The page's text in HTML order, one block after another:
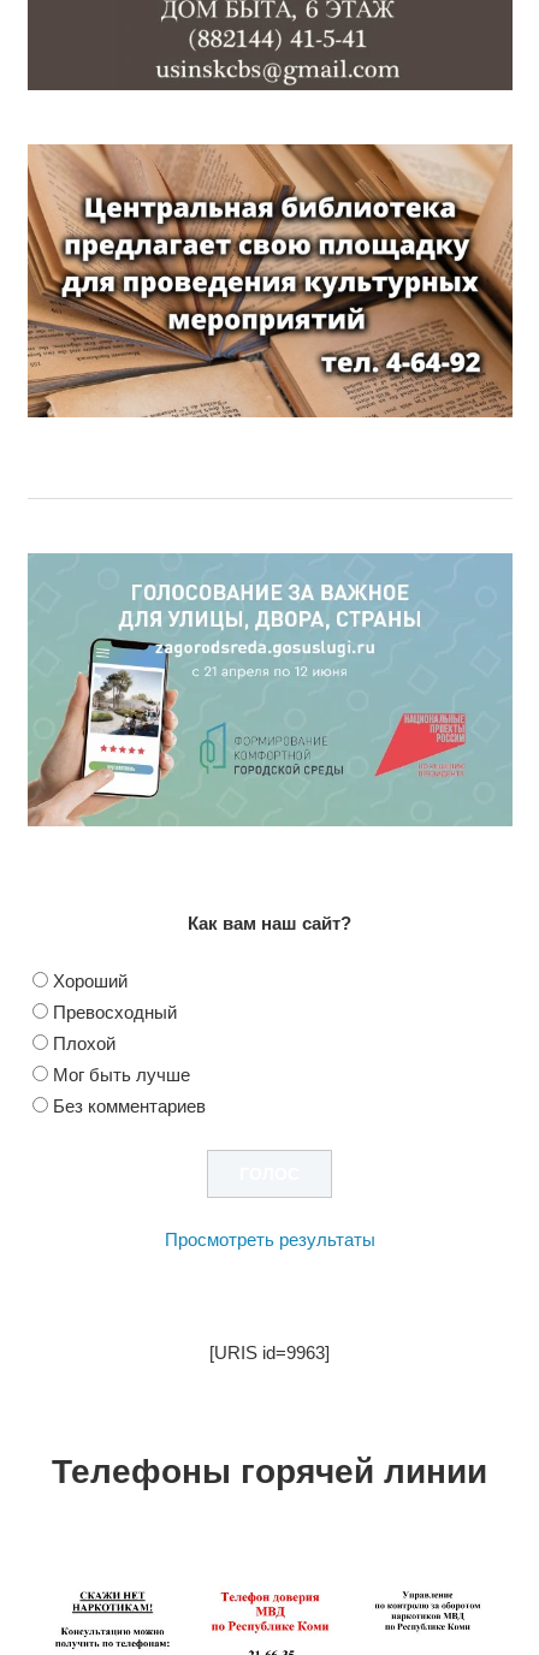
Как вам наш сайт?
Хороший
Превосходный
Плохой
Мог быть лучше
Без комментариев
Просмотреть результаты
[URIS id=9963]
Телефоны горячей линии